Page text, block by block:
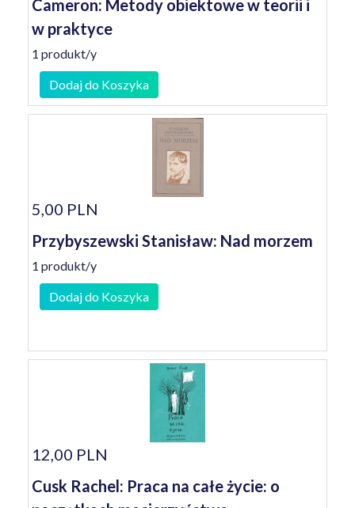
Cameron: Metody obiektowe w teorii i
w praktyce
1 produkt/y
Dodaj do Koszyka
5,00 PLN
Przybyszewski Stanisław: Nad morzem
1 produkt/y
Dodaj do Koszyka
12,00 PLN
Cusk Rachel: Praca na całe życie: o